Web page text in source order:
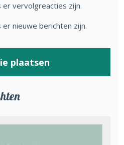
er vervolgreacties zijn.
nieuwe berichten zijn.